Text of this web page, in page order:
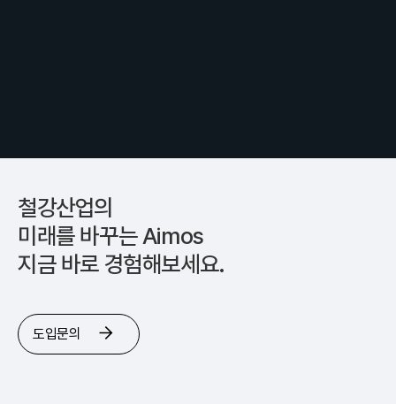
철강산업의
미래를 바꾸는 Aimos
지금 바로 경험해보세요.
도입문의